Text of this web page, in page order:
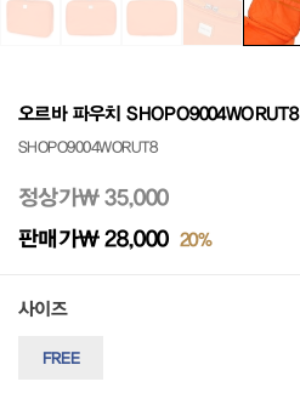
오르바 파우치 SHOPO9004WORUT8
SHOPO9004WORUT8
정상가₩ 35,000
판매가₩ 28,000 20%
사이즈
FREE